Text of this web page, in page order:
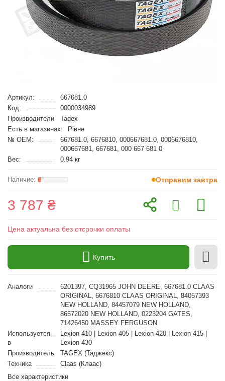
Артикул:
667681.0
Код:
0000034989
Производители
Tagex
Есть в магазинах:
Рівне
№ OEM:
667681.0, 6676810, 000667681.0, 0006676810,
000667681, 667681, 000 667 681 0
Вес:
0.94 кг
Отправим завтра
3 787 ₴
Цена актуальна без отсрочки оплаты
Купить
Аналоги
6201397, CQ31965 JOHN DEERE, 667681.0 CLAAS
ORIGINAL, 6676810 CLAAS ORIGINAL, 84057393
NEW HOLLAND, 84457079 NEW HOLLAND,
86572020 NEW HOLLAND, 0223204 GATES,
71426450 MASSEY FERGUSON
Используется
в
Lexion 410 | Lexion 405 | Lexion 420 | Lexion 415 |
Lexion 430
Производитель
TAGEX (Таджекс)
Техника
Claas (Клаас)
Все характеристики